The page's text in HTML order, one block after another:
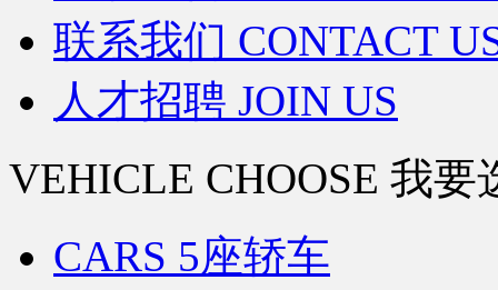
联系我们 CONTACT
人才招聘 JOIN US
VEHICLE CHOOSE 我要
CARS 5座轿车